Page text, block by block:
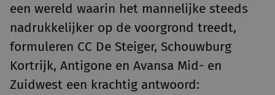
een wereld waarin het mannelijke steeds
nadrukkelijker op de voorgrond treedt,
formuleren CC De Steiger, Schouwburg
Kortrijk, Antigone en Avansa Mid- en
Zuidwest een krachtig antwoord: